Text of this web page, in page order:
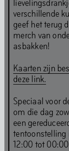
toegankelijk
Archief Chapters
verschillende
geef het terug
merch van
asbakken!
Kaarten zijn
deze link.
Speciaal voor
om die dag
een
tentoonstelling
12:00 tot